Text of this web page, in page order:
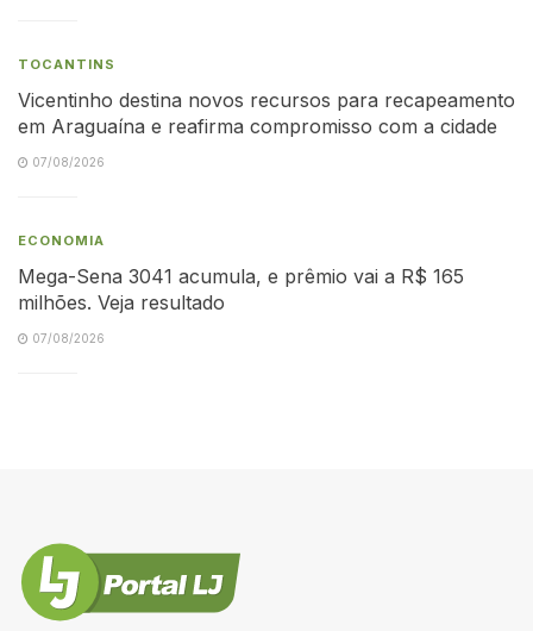
TOCANTINS
Vicentinho destina novos recursos para recapeamento
em Araguaína e reafirma compromisso com a cidade
07/08/2026
ECONOMIA
Mega-Sena 3041 acumula, e prêmio vai a R$ 165
milhões. Veja resultado
07/08/2026